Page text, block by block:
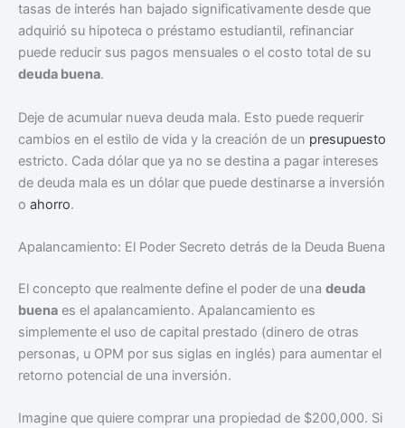
tasas de interés han bajado significativamente desde que
adquirió su hipoteca o préstamo estudiantil, refinanciar
puede reducir sus pagos mensuales o el costo total de su
deuda buena.
Deje de acumular nueva deuda mala. Esto puede requerir
cambios en el estilo de vida y la creación de un presupuesto
estricto. Cada dólar que ya no se destina a pagar intereses
de deuda mala es un dólar que puede destinarse a inversión
o ahorro.
Apalancamiento: El Poder Secreto detrás de la Deuda Buena
El concepto que realmente define el poder de una deuda
buena es el apalancamiento. Apalancamiento es
simplemente el uso de capital prestado (dinero de otras
personas, u OPM por sus siglas en inglés) para aumentar el
retorno potencial de una inversión.
Imagine que quiere comprar una propiedad de $200,000. Si